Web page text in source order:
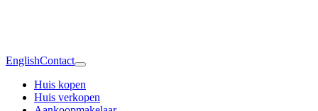
EnglishContact
Huis kopen
Huis verkopen